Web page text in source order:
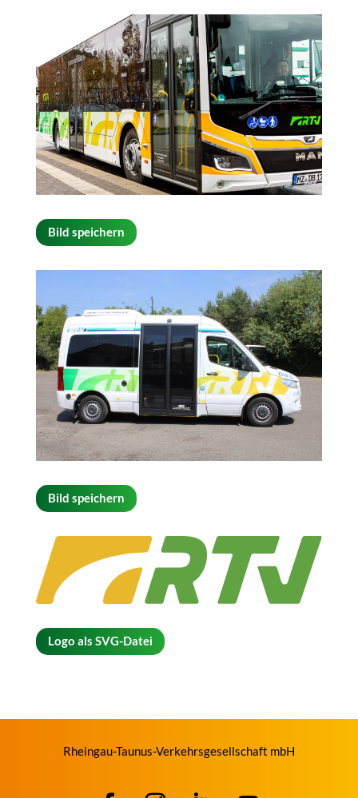
Bild speichern
Bild speichern
Logo als SVG-Datei
Rheingau-Taunus-Verkehrsgesellschaft mbH